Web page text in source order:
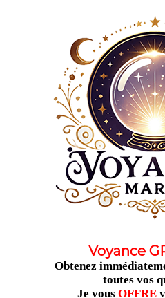
Voyance
Obtenez
toutes vos
Je vousOFFRE